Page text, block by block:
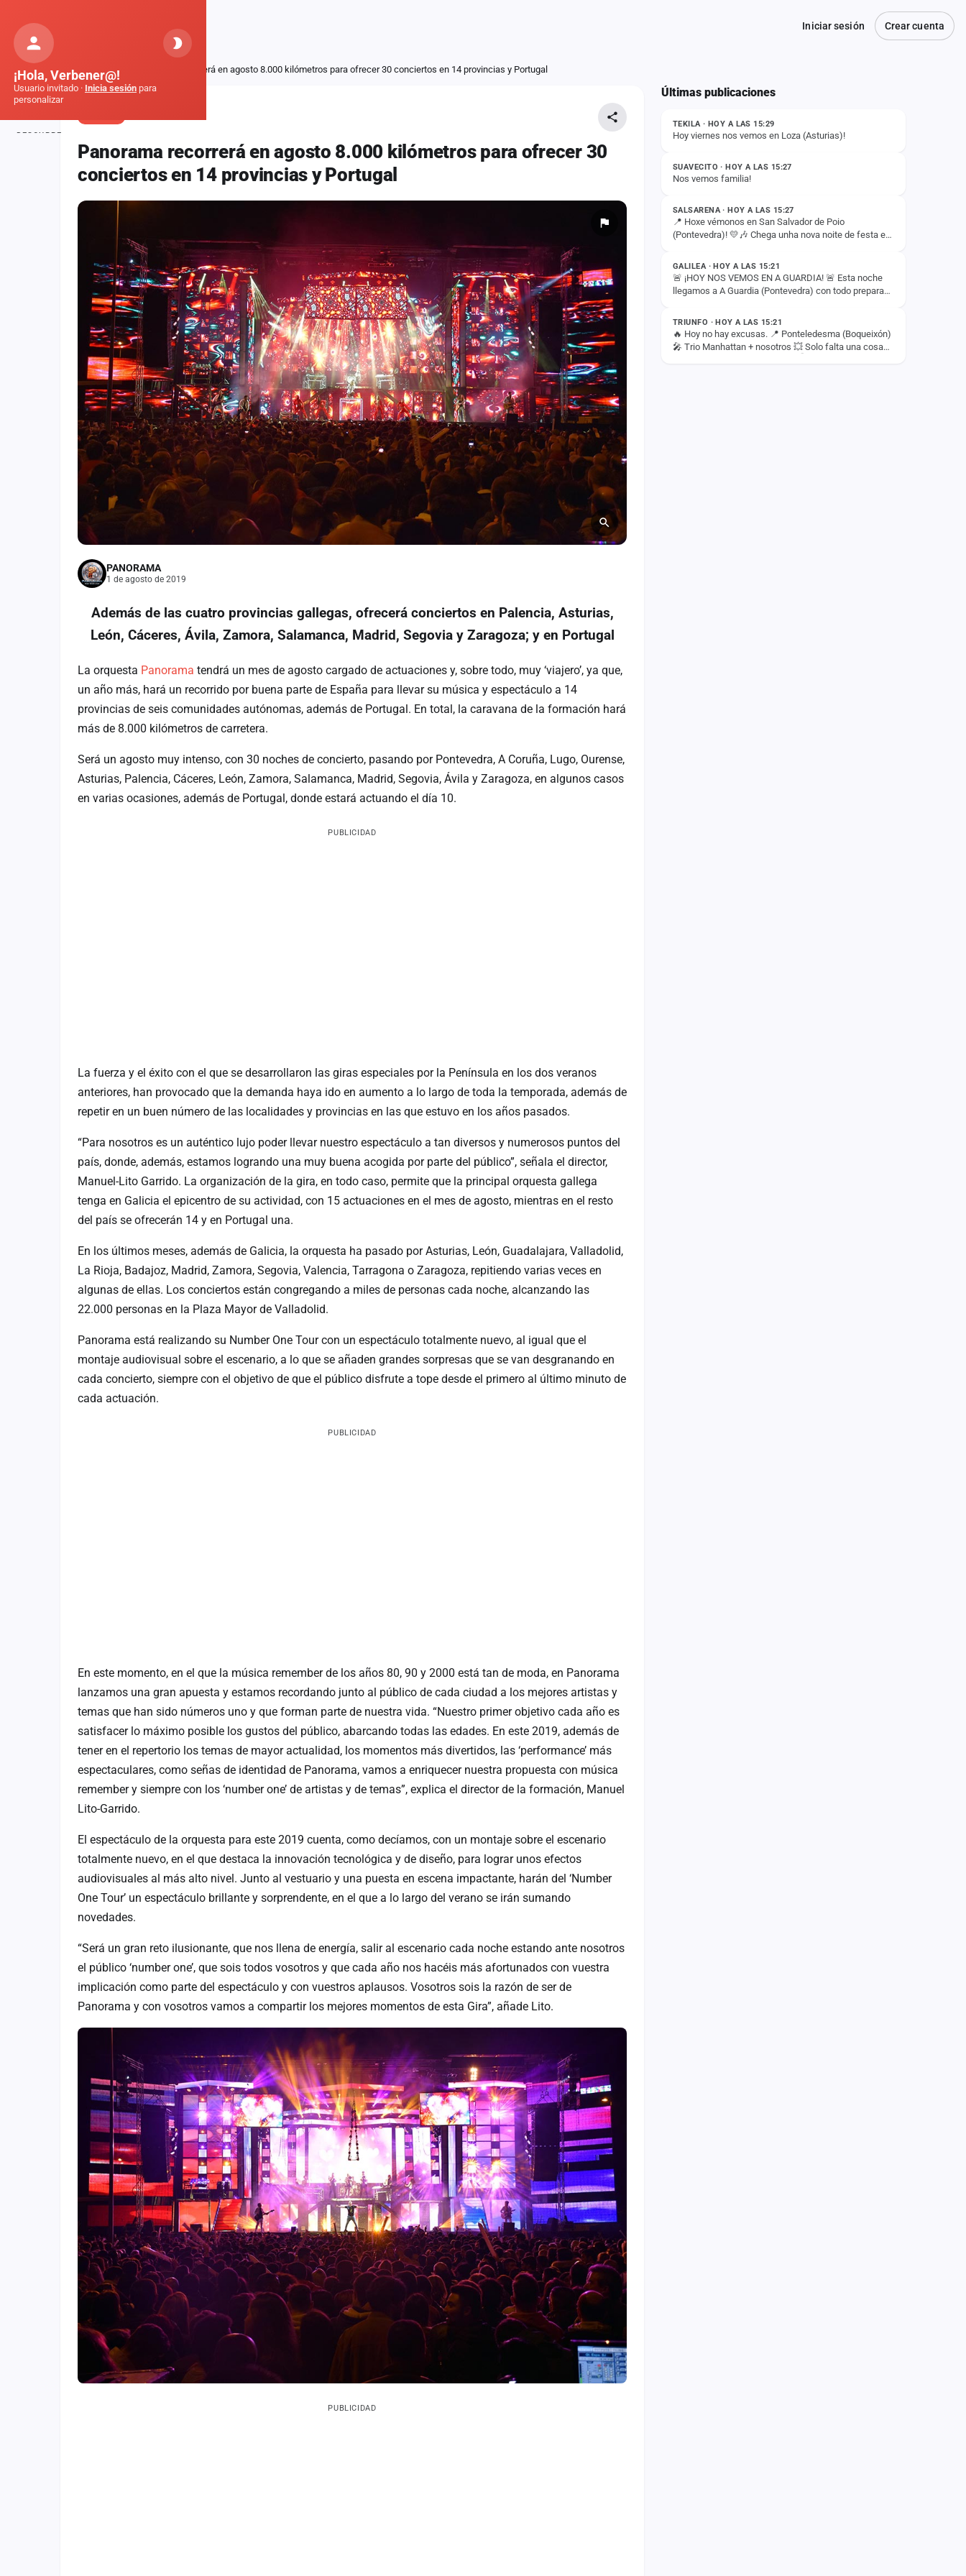
Iniciar sesión Crear cuenta
Inicio Noticias Panorama recorrerá en agosto 8.000 kilómetros para ofrecer 30 conciertos en 14 provincias y Portugal
Panorama recorrerá en agosto 8.000 kilómetros para ofrecer 30
conciertos en 14 provincias y Portugal
PANORAMA
1 de agosto de 2019
Además de las cuatro provincias gallegas, ofrecerá conciertos en Palencia, Asturias,
León, Cáceres, Ávila, Zamora, Salamanca, Madrid, Segovia y Zaragoza; y en Portugal
La orquesta Panorama tendrá un mes de agosto cargado de actuaciones y, sobre todo, muy ‘viajero’, ya que,
un año más, hará un recorrido por buena parte de España para llevar su música y espectáculo a 14
provincias de seis comunidades autónomas, además de Portugal. En total, la caravana de la formación hará
más de 8.000 kilómetros de carretera.
Será un agosto muy intenso, con 30 noches de concierto, pasando por Pontevedra, A Coruña, Lugo, Ourense,
Asturias, Palencia, Cáceres, León, Zamora, Salamanca, Madrid, Segovia, Ávila y Zaragoza, en algunos casos
en varias ocasiones, además de Portugal, donde estará actuando el día 10.
PUBLICIDAD
La fuerza y el éxito con el que se desarrollaron las giras especiales por la Península en los dos veranos
anteriores, han provocado que la demanda haya ido en aumento a lo largo de toda la temporada, además de
repetir en un buen número de las localidades y provincias en las que estuvo en los años pasados.
“Para nosotros es un auténtico lujo poder llevar nuestro espectáculo a tan diversos y numerosos puntos del
país, donde, además, estamos logrando una muy buena acogida por parte del público”, señala el director,
Manuel-Lito Garrido. La organización de la gira, en todo caso, permite que la principal orquesta gallega
tenga en Galicia el epicentro de su actividad, con 15 actuaciones en el mes de agosto, mientras en el resto
del país se ofrecerán 14 y en Portugal una.
En los últimos meses, además de Galicia, la orquesta ha pasado por Asturias, León, Guadalajara, Valladolid,
La Rioja, Badajoz, Madrid, Zamora, Segovia, Valencia, Tarragona o Zaragoza, repitiendo varias veces en
algunas de ellas. Los conciertos están congregando a miles de personas cada noche, alcanzando las
22.000 personas en la Plaza Mayor de Valladolid.
Panorama está realizando su Number One Tour con un espectáculo totalmente nuevo, al igual que el
montaje audiovisual sobre el escenario, a lo que se añaden grandes sorpresas que se van desgranando en
cada concierto, siempre con el objetivo de que el público disfrute a tope desde el primero al último minuto de
cada actuación.
PUBLICIDAD
En este momento, en el que la música remember de los años 80, 90 y 2000 está tan de moda, en Panorama
lanzamos una gran apuesta y estamos recordando junto al público de cada ciudad a los mejores artistas y
temas que han sido números uno y que forman parte de nuestra vida. “Nuestro primer objetivo cada año es
satisfacer lo máximo posible los gustos del público, abarcando todas las edades. En este 2019, además de
tener en el repertorio los temas de mayor actualidad, los momentos más divertidos, las ‘performance’ más
espectaculares, como señas de identidad de Panorama, vamos a enriquecer nuestra propuesta con música
remember y siempre con los ‘number one’ de artistas y de temas”, explica el director de la formación, Manuel
Lito-Garrido.
El espectáculo de la orquesta para este 2019 cuenta, como decíamos, con un montaje sobre el escenario
totalmente nuevo, en el que destaca la innovación tecnológica y de diseño, para lograr unos efectos
audiovisuales al más alto nivel. Junto al vestuario y una puesta en escena impactante, harán del ‘Number
One Tour’ un espectáculo brillante y sorprendente, en el que a lo largo del verano se irán sumando
novedades.
“Será un gran reto ilusionante, que nos llena de energía, salir al escenario cada noche estando ante nosotros
el público ‘number one’, que sois todos vosotros y que cada año nos hacéis más afortunados con vuestra
implicación como parte del espectáculo y con vuestros aplausos. Vosotros sois la razón de ser de
Panorama y con vosotros vamos a compartir los mejores momentos de esta Gira”, añade Lito.
PUBLICIDAD
Últimas publicaciones
ESTADO
TEKILA · HOY A LAS 15:29
Hoy viernes nos vemos en Loza (Asturias)!
ESTADO
SUAVECITO · HOY A LAS 15:27
Nos vemos familia!
ESTADO
SALSARENA · HOY A LAS 15:27
📍 Hoxe vémonos en San Salvador de Poio
(Pontevedra)! 💛🎶 Chega unha nova noite de festa e
✨ 🤝 Nesta ocasión,…
ESTADO
GALILEA · HOY A LAS 15:21
🚨 ¡HOY NOS VEMOS EN A GUARDIA! 🚨 Esta noche
llegamos a A Guardia (Pontevedra) con todo preparado
esperamos para…
ESTADO
TRIUNFO · HOY A LAS 15:21
🔥 Hoy no hay excusas. 📍 Ponteledesma (Boqueixón)
🎤 Trio Manhattan + nosotros 💥 Solo falta una cosa…
¡Hola, Verbener@!
Usuario invitado · Inicia sesión para
personalizar
DESCUBRE
Mapa de fiestas
Componentes
Iniciar sesión
Crear cuenta
Administración